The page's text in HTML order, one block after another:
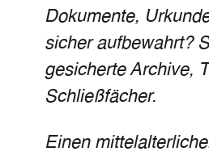
Dokumente,
sicher aufbewahrt?
gesicherte Archive,
Schließfächer.
Einen